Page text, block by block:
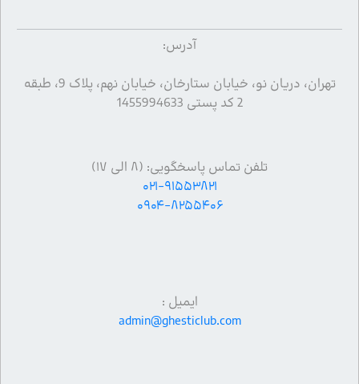
آدرس:
تهران، دریان نو، خیابان ستارخان، خیابان نهم، پلاک 9، طبقه
2 کد پستی 1455994633
تلفن تماس پاسخگویی: (۸ الی ۱۷)
۰۲۱-۹۱۵۵۳۸۲۱
۰۹۰۴-۸۲۵۵۴۰۶
ایمیل :
admin@ghesticlub.com